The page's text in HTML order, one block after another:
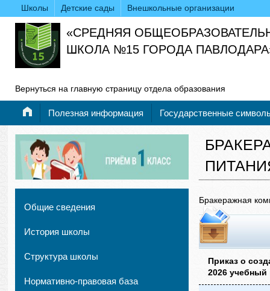
Школы Детские сады Внешкольные организации
«СРЕДНЯЯ
ШКОЛА №15 ГОРОДА
Вернуться на главную страницу отдела образования
Полезная информация Государственные
Общие сведения
История школы
Структура школы
Нормативно-правовая база
Бракеражная
Приказ о
2026 учебный